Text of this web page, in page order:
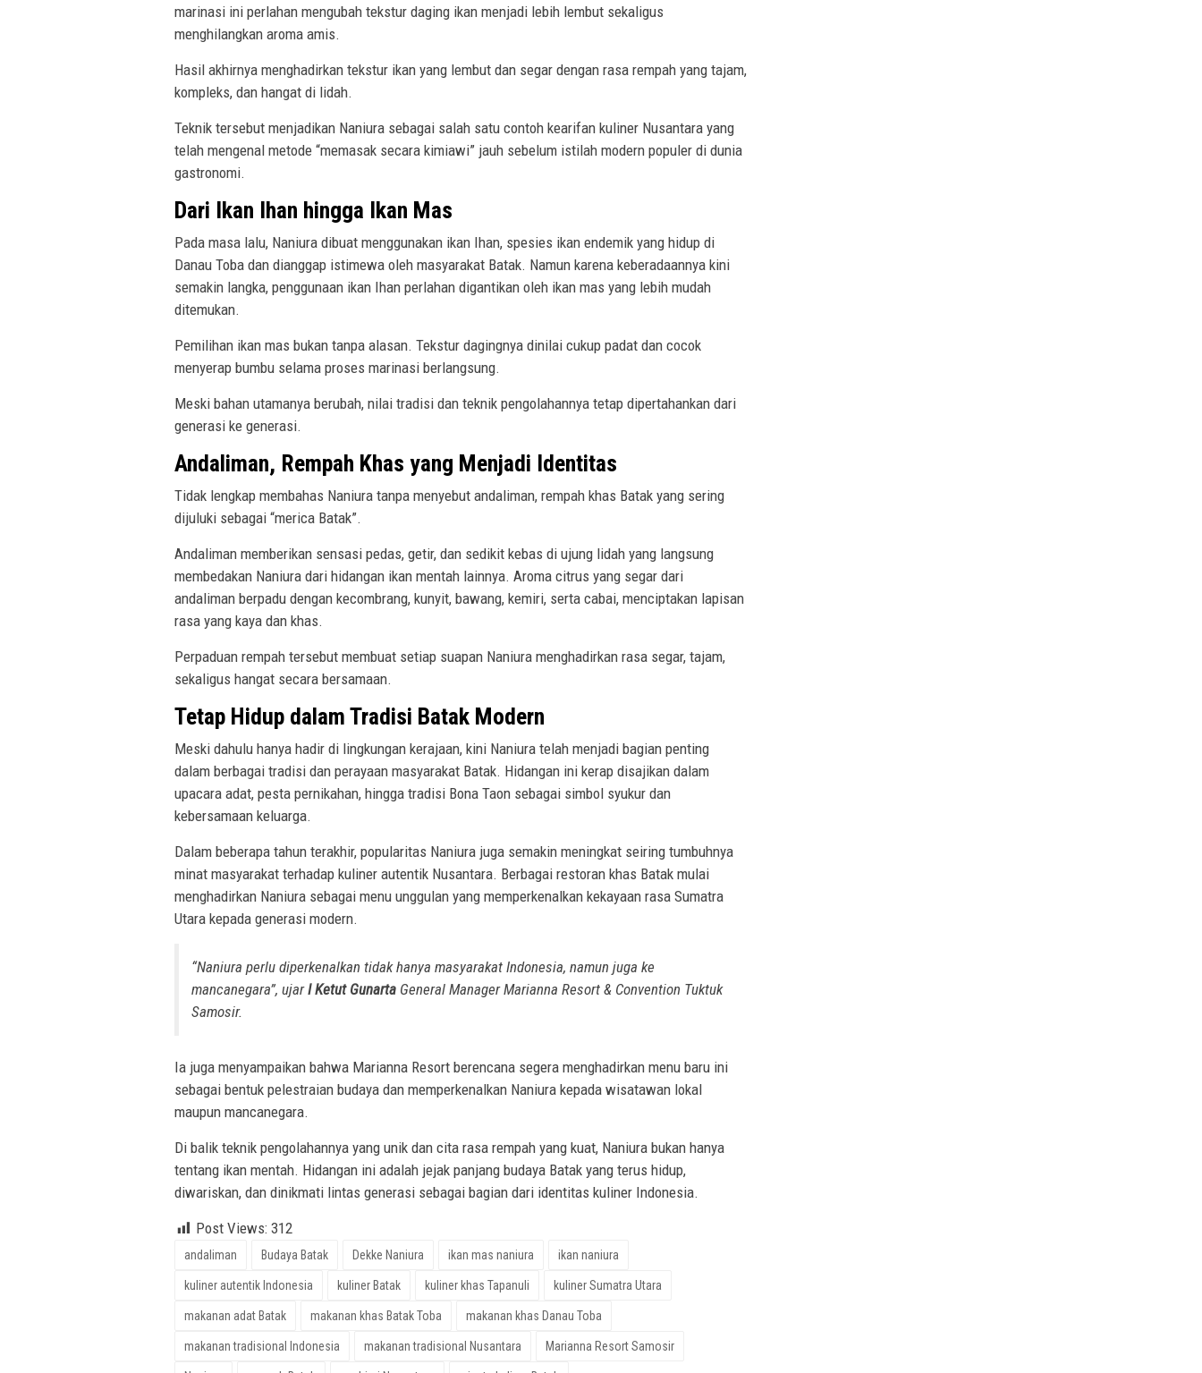
marinasi ini perlahan mengubah tekstur daging ikan menjadi lebih lembut sekaligus
menghilangkan aroma amis.
Hasil akhirnya menghadirkan tekstur ikan yang lembut dan segar dengan rasa rempah yang tajam,
kompleks, dan hangat di lidah.
Teknik tersebut menjadikan Naniura sebagai salah satu contoh kearifan kuliner Nusantara yang
telah mengenal metode “memasak secara kimiawi” jauh sebelum istilah modern populer di dunia
gastronomi.
Dari Ikan Ihan hingga Ikan Mas
Pada masa lalu, Naniura dibuat menggunakan ikan Ihan, spesies ikan endemik yang hidup di
Danau Toba dan dianggap istimewa oleh masyarakat Batak. Namun karena keberadaannya kini
semakin langka, penggunaan ikan Ihan perlahan digantikan oleh ikan mas yang lebih mudah
ditemukan.
Pemilihan ikan mas bukan tanpa alasan. Tekstur dagingnya dinilai cukup padat dan cocok
menyerap bumbu selama proses marinasi berlangsung.
Meski bahan utamanya berubah, nilai tradisi dan teknik pengolahannya tetap dipertahankan dari
generasi ke generasi.
Andaliman, Rempah Khas yang Menjadi Identitas
Tidak lengkap membahas Naniura tanpa menyebut andaliman, rempah khas Batak yang sering
dijuluki sebagai “merica Batak”.
Andaliman memberikan sensasi pedas, getir, dan sedikit kebas di ujung lidah yang langsung
membedakan Naniura dari hidangan ikan mentah lainnya. Aroma citrus yang segar dari
andaliman berpadu dengan kecombrang, kunyit, bawang, kemiri, serta cabai, menciptakan lapisan
rasa yang kaya dan khas.
Perpaduan rempah tersebut membuat setiap suapan Naniura menghadirkan rasa segar, tajam,
sekaligus hangat secara bersamaan.
Tetap Hidup dalam Tradisi Batak Modern
Meski dahulu hanya hadir di lingkungan kerajaan, kini Naniura telah menjadi bagian penting
dalam berbagai tradisi dan perayaan masyarakat Batak. Hidangan ini kerap disajikan dalam
upacara adat, pesta pernikahan, hingga tradisi Bona Taon sebagai simbol syukur dan
kebersamaan keluarga.
Dalam beberapa tahun terakhir, popularitas Naniura juga semakin meningkat seiring tumbuhnya
minat masyarakat terhadap kuliner autentik Nusantara. Berbagai restoran khas Batak mulai
menghadirkan Naniura sebagai menu unggulan yang memperkenalkan kekayaan rasa Sumatra
Utara kepada generasi modern.
“Naniura perlu diperkenalkan tidak hanya masyarakat Indonesia, namun juga ke
mancanegara”, ujarI Ketut Gunarta General Manager Marianna Resort & Convention Tuktuk
Samosir.
Ia juga menyampaikan bahwa Marianna Resort berencana segera menghadirkan menu baru ini
sebagai bentuk pelestraian budaya dan memperkenalkan Naniura kepada wisatawan lokal
maupun mancanegara.
Di balik teknik pengolahannya yang unik dan cita rasa rempah yang kuat, Naniura bukan hanya
tentang ikan mentah. Hidangan ini adalah jejak panjang budaya Batak yang terus hidup,
diwariskan, dan dinikmati lintas generasi sebagai bagian dari identitas kuliner Indonesia.
Post Views: 312
andaliman Budaya Batak Dekke Naniura ikan mas naniura ikan naniura
kuliner autentik Indonesia kuliner Batak kuliner khas Tapanuli kuliner Sumatra Utara
makanan adat Batak makanan khas Batak Toba makanan khas Danau Toba
makanan tradisional Indonesia makanan tradisional Nusantara Marianna Resort Samosir